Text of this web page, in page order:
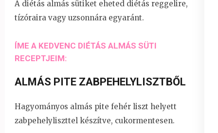
A diétás almás sütiket eheted diétás reggelire,
tízóraira vagy uzsonnára egyaránt.
ÍME A KEDVENC DIÉTÁS ALMÁS SÜTI
RECEPTJEIM:
ALMÁS PITE ZABPEHELYLISZTBŐL
Hagyományos almás pite fehér liszt helyett
zabpehelyliszttel készítve, cukormentesen.